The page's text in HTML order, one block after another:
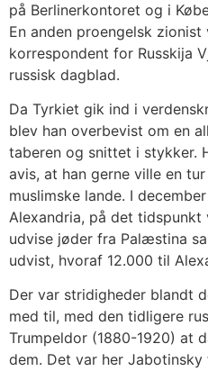
på Berlinerkontoret og i
En anden proengelsk
korrespondent for Russkija
russisk dagblad.
Da Tyrkiet gik ind i
blev han overbevist om en
taberen og snittet i stykker.
avis, at han gerne ville en
muslimske lande. I
Alexandria, på det
udvise jøder fra Palæstina
udvist, hvoraf 12.000 til
Der var stridigheder blandt
med til, med den tidligere
Trumpeldor (1880-1920) at
dem. Det var her